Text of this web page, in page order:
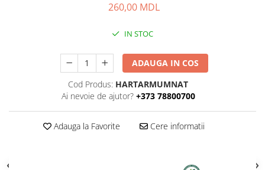
260,00 MDL
IN STOC
ADAUGA IN COS
Cod Produs: HARTARMUMNAT
Ai nevoie de ajutor? +373 78800700
Adauga la Favorite Cere informatii